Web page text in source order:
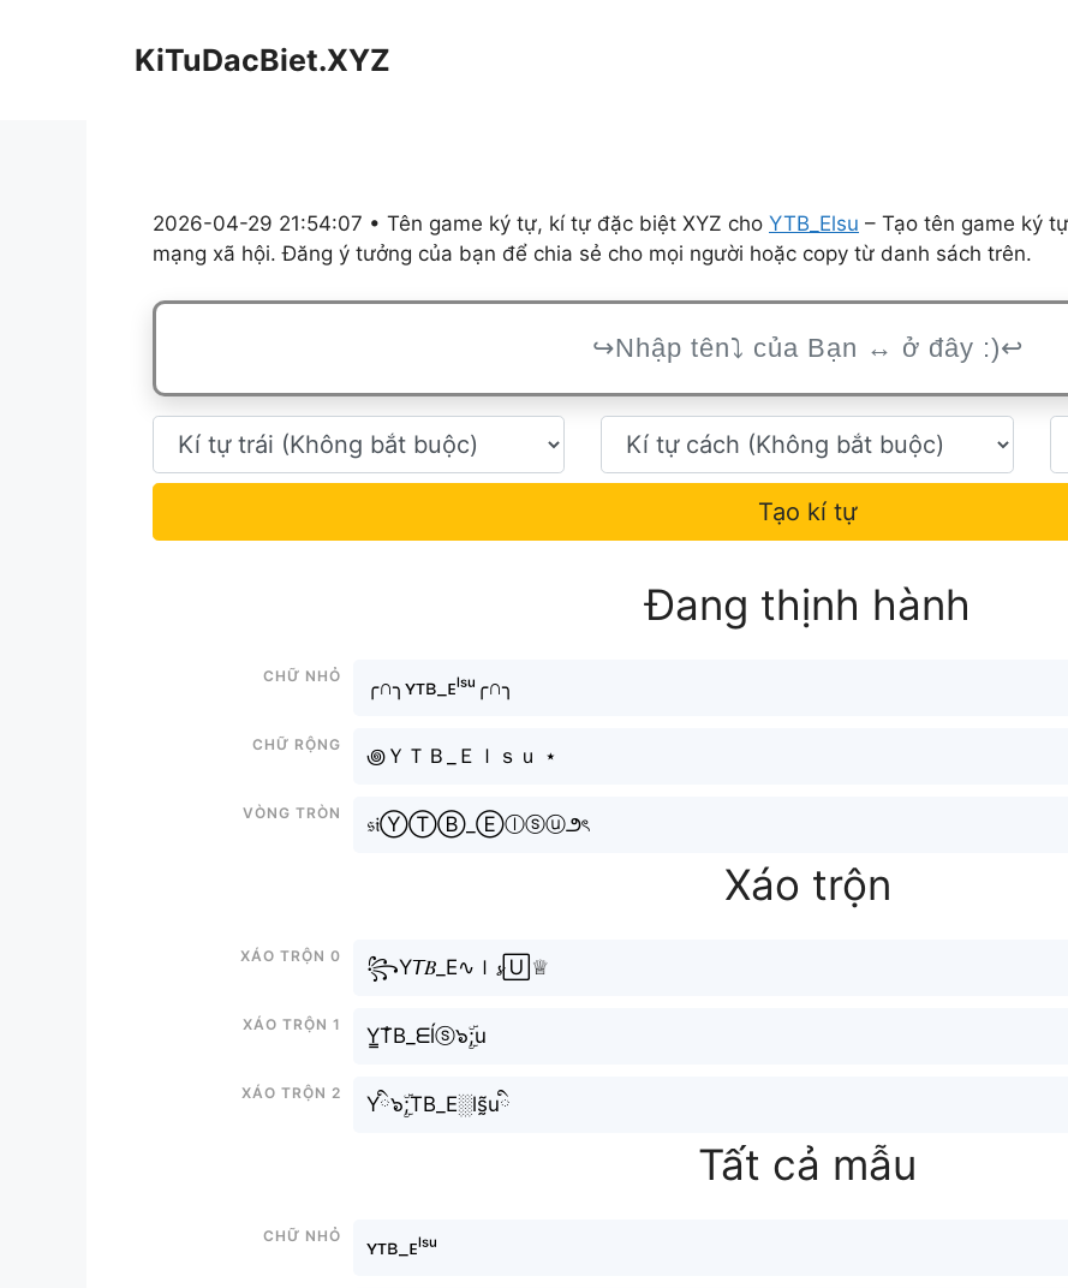
KiTuDacBiet.XYZ
2026-04-29 21:54:07 • Tên game ký tự, kí tự đặc biệt XYZ cho YTB_Elsu – Tạo tên game ký
mạng xã hội. Đăng ý tưởng của bạn để chia sẻ cho mọi người hoặc copy từ danh sách trên.
Tạo kí tự
Đang thịnh hành
Chữ nhỏ
╭∩╮ʏᴛʙ_ᴇˡˢᵘ╭∩╮
Chữ rộng
꩜ＹＴＢ_Ｅｌｓｕ ⋆
Vòng tròn
𝔰𝔦ⓎⓉⒷ_Ⓔⓛⓢⓤ౨ৎ
Xáo trộn
Xáo trộn 0
꧂Y𝘛𝐵_E∿ｌ𝓼🅄♕
Xáo trộn 1
Y̳T̐B_ᗴĺⓢ๖ۣۜ;u
Xáo trộn 2
Yི๖ۣۜ;TB_E░ls̰̃uི
Tất cả mẫu
Chữ nhỏ
ʏᴛʙ_ᴇˡˢᵘ